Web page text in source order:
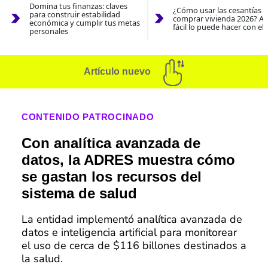
Domina tus finanzas: claves
para construir estabilidad
económica y cumplir tus metas
personales
¿Cómo usar las cesantías
comprar vivienda 2026?
fácil lo puede hacer con el
Artículo nuevo
CONTENIDO PATROCINADO
Con analítica avanzada de
datos, la ADRES muestra cómo
se gastan los recursos del
sistema de salud
La entidad implementó analítica avanzada de
datos e inteligencia artificial para monitorear
el uso de cerca de $116 billones destinados a
la salud.